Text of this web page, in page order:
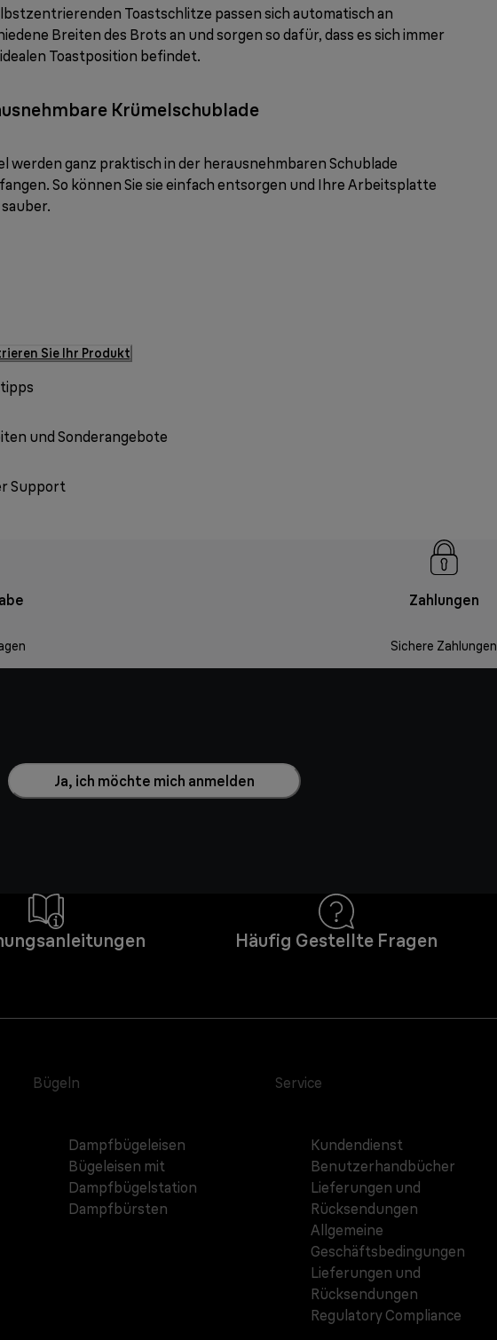
Toastschlitze passen sich automatisch an
Breiten des Brots an und sorgen so dafür, dass es sich immer
Toastposition befindet.
Krümelschublade
werden ganz praktisch in der herausnehmbaren Schublade
So können Sie sie einfach entsorgen und Ihre Arbeitsplatte
Sie Ihr Produkt
und Sonderangebote
Support
Zahlungen
Sichere Zahlungen
Ja, ich möchte mich anmelden
Häufig Gestellte Fragen
Bügeln
Dampfbügeleisen
Bügeleisen mit
Dampfbügelstation
Dampfbürsten
Service
Kundendienst
Benutzerhandbücher
Lieferungen und
Rücksendungen
Allgemeine
Geschäftsbedingungen
Lieferungen und
Rücksendungen
Regulatory Compliance